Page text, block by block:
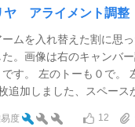
ヤ アライメント調
ームを入れ替えた割に思
た。画像は右のキャンバ
です。 左のトーも０で。
追加しました、スペース
度 12